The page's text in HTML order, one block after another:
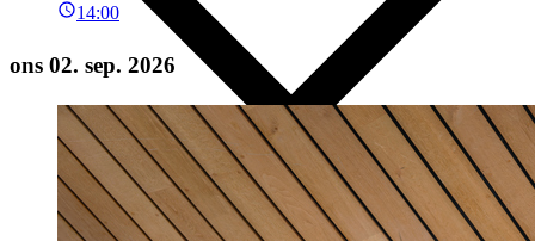
14:00
ons 02. sep. 2026